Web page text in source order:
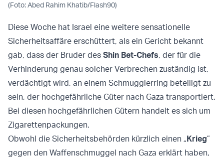
(Foto: Abed Rahim Khatib/Flash90)
Diese Woche hat Israel eine weitere sensationelle
Sicherheitsaffäre erschüttert, als ein Gericht bekannt
gab, dass der Bruder des Shin Bet-Chefs, der für die
Verhinderung genau solcher Verbrechen zuständig ist,
verdächtigt wird, an einem Schmugglerring beteiligt zu
sein, der hochgefährliche Güter nach Gaza transportiert.
Bei diesen hochgefährlichen Gütern handelt es sich um
Zigarettenpackungen.
Obwohl die Sicherheitsbehörden kürzlich einen „Krieg”
gegen den Waffenschmuggel nach Gaza erklärt haben,